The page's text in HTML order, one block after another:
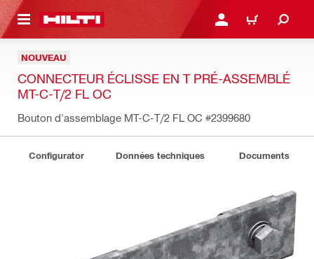
SE CONNECTER OU
PANIER
NOUVEAU
CONNECTEUR ÉCLISSE EN T PRÉ-ASSEMBLÉ
MT-C-T/2 FL OC
Bouton d'assemblage MT-C-T/2 FL OC #2399680
Configurator Données techniques Documents